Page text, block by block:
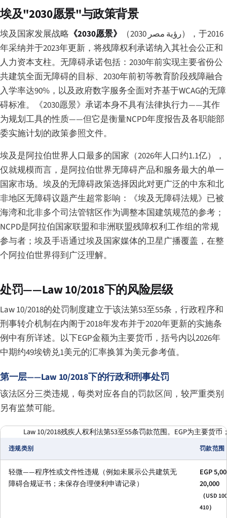
埃及"2030愿景"与政策背景
埃及国家发展战略 《2030愿景》 （ رؤية مصر 2030），于2016
年采纳并于2023年更新，将残障权利承诺纳入其社会公正和
人力资本支柱。无障碍承诺包括：2030年前实现主要省份公
共建筑全面无障碍的目标、2030年前初等教育阶段残障融合
入学率达90%，以及政府数字服务全面对齐基于WCAG的无障
碍标准。《2030愿景》承诺本身不具有法律执行力——其作
为规划工具的性质——但它是衡量NCPD年度报告及各职能部
委实施计划的政策参照文件。
埃及是阿拉伯世界人口最多的国家（2026年人口约1.1亿），
仅就规模而言，是阿拉伯世界无障碍产品和服务最大的单一
国家市场。埃及的无障碍政策选择因此对更广泛的中东和北
非地区无障碍议题产生超常影响：《埃及无障碍法规》已被
海湾和北非多个司法管辖区作为调整本国建筑规范的参考；
NCPD是阿拉伯国家联盟和非洲联盟残障权利工作组的常规
参与者；埃及手语通过埃及国家媒体的卫星广播覆盖，在整
个阿拉伯世界得到广泛理解。
处罚——Law 10/2018下的风险层级
Law 10/2018的处罚制度建立于该法第53至55条，行政程序和
刑事转介机制在内阁于2018年发布并于2020年更新的实施条
例中有所详述。以下EGP金额为主要货币，括号内以2026年
中期约49埃镑兑1美元的汇率换算为美元参考值。
第一层——Law 10/2018下的行政和刑事处罚
该法区分三类违规，每类对应各自的罚款区间，较严重类别
另有监禁可能。
Law 10/2018残疾人权利法第53至55条罚款范围。EGP为主要货
违规类别 罚款范围
轻微——程序性或文件性违规（例如未展示公共建筑无
障碍合规证书；未保存合理便利申请记录）
EGP
20,000
（USD
410）